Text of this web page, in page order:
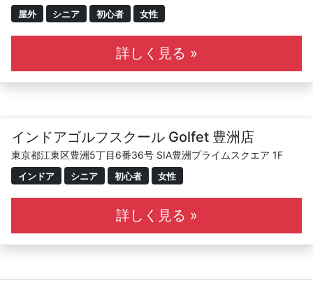
屋外 シニア 初心者 女性
詳しく見る »
インドアゴルフスクール Golfet 豊洲店
東京都江東区豊洲5丁目6番36号 SIA豊洲プライムスクエア 1F
インドア シニア 初心者 女性
詳しく見る »